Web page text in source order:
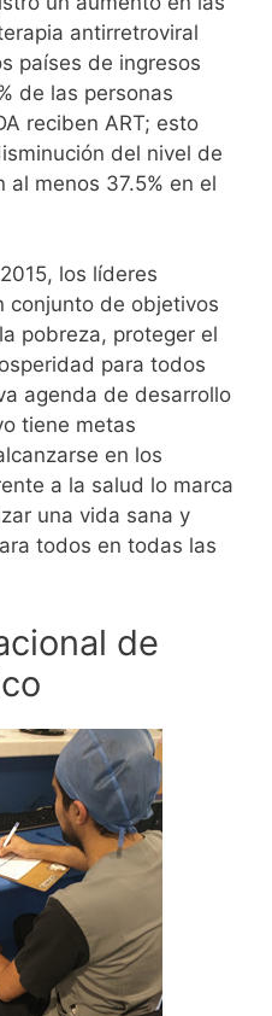
antirretroviral
países de ingresos
de las personas
reciben ART; esto
del nivel de
menos 37.5% en el
los líderes
conjunto de objetivos
pobreza, proteger el
para todos
agenda de desarrollo
tiene metas
en los
a la salud lo marca
una vida sana y
todos en todas las
de